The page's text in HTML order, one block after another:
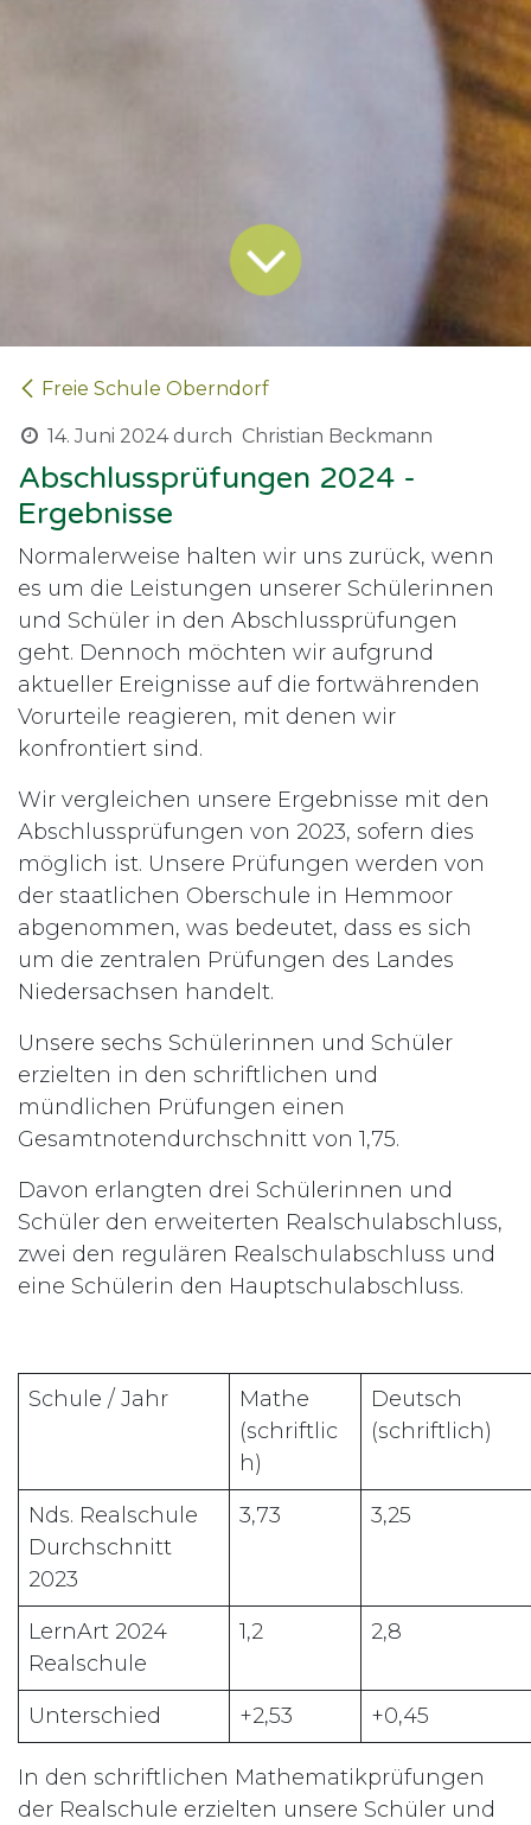
Freie Schule Oberndorf
14. Juni 2024 durch Christian Beckmann
Abschlussprüfungen 2024 -
Ergebnisse
Normalerweise halten wir uns zurück, wenn
es um die Leistungen unserer Schülerinnen
und Schüler in den Abschlussprüfungen
geht. Dennoch möchten wir aufgrund
aktueller Ereignisse auf die fortwährenden
Vorurteile reagieren, mit denen wir
konfrontiert sind.
Wir vergleichen unsere Ergebnisse mit den
Abschlussprüfungen von 2023, sofern dies
möglich ist. Unsere Prüfungen werden von
der staatlichen Oberschule in Hemmoor
abgenommen, was bedeutet, dass es sich
um die zentralen Prüfungen des Landes
Niedersachsen handelt.
Unsere sechs Schülerinnen und Schüler
erzielten in den schriftlichen und
mündlichen Prüfungen einen
Gesamtnotendurchschnitt von 1,75.
Davon erlangten drei Schülerinnen und
Schüler den erweiterten Realschulabschluss,
zwei den regulären Realschulabschluss und
eine Schülerin den Hauptschulabschluss.
Schule / Jahr
Mathe
(schriftlic
h)
Deutsch
(schriftlich)
Nds. Realschule
Durchschnitt
2023
3,73 3,25
LernArt 2024
Realschule
1,2 2,8
Unterschied +2,53 +0,45
In den schriftlichen Mathematikprüfungen
der Realschule erzielten unsere Schüler und